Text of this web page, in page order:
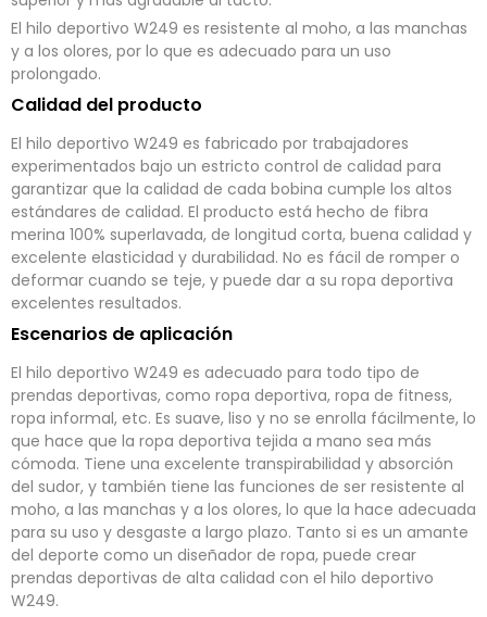
El hilo deportivo W249 es resistente al moho, a las manchas
y a los olores, por lo que es adecuado para un uso
prolongado.
Calidad del producto
El hilo deportivo W249 es fabricado por trabajadores
experimentados bajo un estricto control de calidad para
garantizar que la calidad de cada bobina cumple los altos
estándares de calidad. El producto está hecho de fibra
merina 100% superlavada, de longitud corta, buena calidad y
excelente elasticidad y durabilidad. No es fácil de romper o
deformar cuando se teje, y puede dar a su ropa deportiva
excelentes resultados.
Escenarios de aplicación
El hilo deportivo W249 es adecuado para todo tipo de
prendas deportivas, como ropa deportiva, ropa de fitness,
ropa informal, etc. Es suave, liso y no se enrolla fácilmente, lo
que hace que la ropa deportiva tejida a mano sea más
cómoda. Tiene una excelente transpirabilidad y absorción
del sudor, y también tiene las funciones de ser resistente al
moho, a las manchas y a los olores, lo que la hace adecuada
para su uso y desgaste a largo plazo. Tanto si es un amante
del deporte como un diseñador de ropa, puede crear
prendas deportivas de alta calidad con el hilo deportivo
W249.